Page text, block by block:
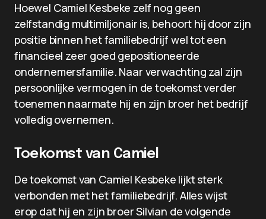
Hoewel Camiel Kesbeke zelf nog geen
zelfstandig multimiljonair is, behoort hij door zijn
positie binnen het familiebedrijf wel tot een
financieel zeer goed gepositioneerde
ondernemersfamilie. Naar verwachting zal zijn
persoonlijke vermogen in de toekomst verder
toenemen naarmate hij en zijn broer het bedrijf
volledig overnemen.
Toekomst van Camiel
De toekomst van Camiel Kesbeke lijkt sterk
verbonden met het familiebedrijf. Alles wijst
erop dat hij en zijn broer Silvian de volgende